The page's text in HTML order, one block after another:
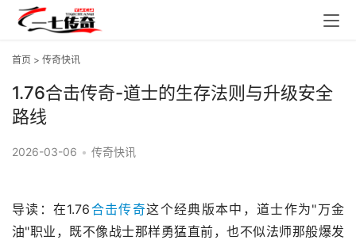
首页 > 传奇快讯
1.76合击传奇-道士的生存法则与升级安全
路线
2026-03-06 • 传奇快讯
导读：在1.76合击传奇这个经典版本中，道士作为"万金
油"职业，既不像战士那样勇猛直前，也不似法师那般爆发